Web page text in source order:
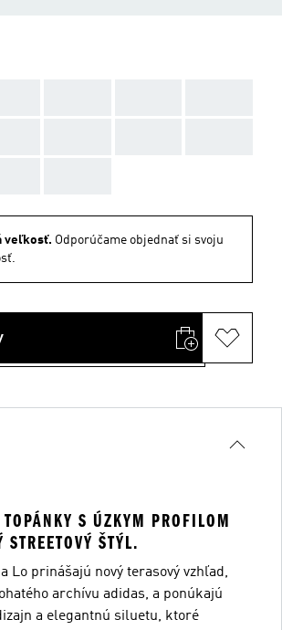
veľkosť. Odporúčame objednať si svoju
S ÚZKYM PROFILOM
STREETOVÝ ŠTÝL.
Lo prinášajú nový terasový vzhľad,
archívu adidas, a ponúkajú
a elegantnú siluetu, ktoré